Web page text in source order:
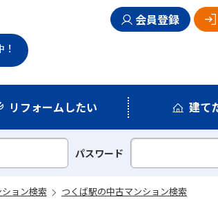
会員登録
リフォームしたい
シミュレーション
リフォームプラン
建て
パスワード
ョン検索 つくば駅の中古マンション検索